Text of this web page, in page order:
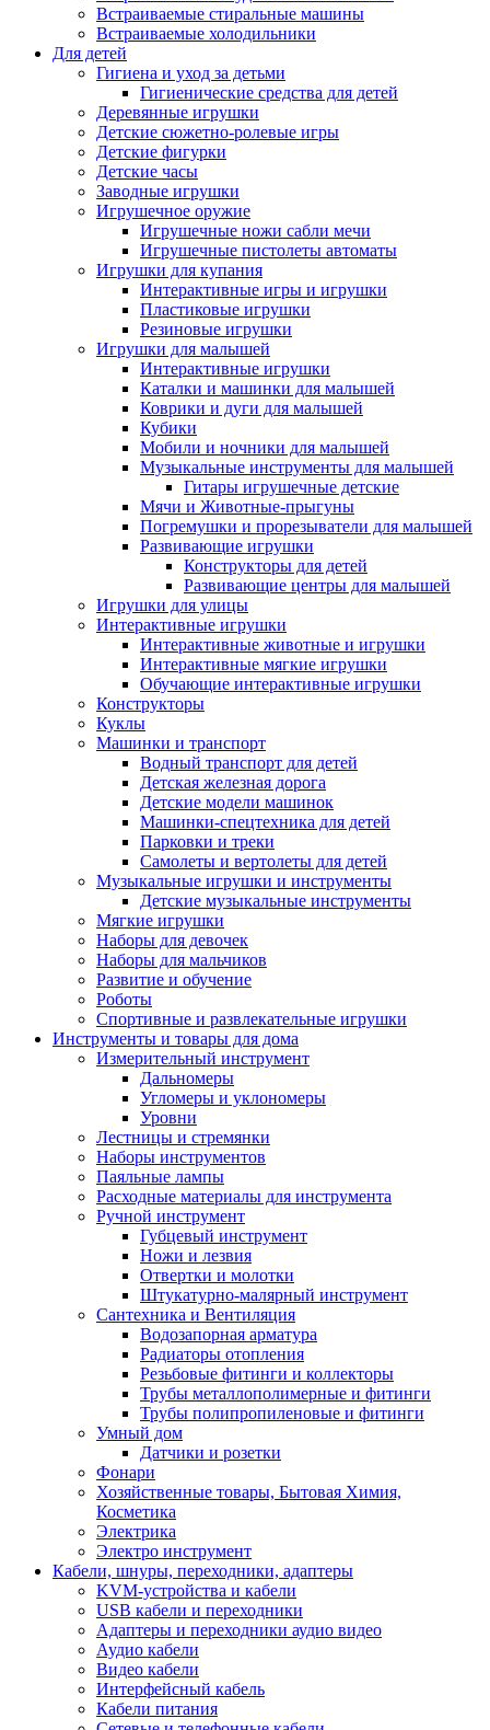
Встраиваемые стиральные машины
Встраиваемые холодильники
Для детей
Гигиена и уход за детьми
Гигиенические средства для детей
Деревянные игрушки
Детские сюжетно-ролевые игры
Детские фигурки
Детские часы
Заводные игрушки
Игрушечное оружие
Игрушечные ножи сабли мечи
Игрушечные пистолеты автоматы
Игрушки для купания
Интерактивные игры и игрушки
Пластиковые игрушки
Резиновые игрушки
Игрушки для малышей
Интерактивные игрушки
Каталки и машинки для малышей
Коврики и дуги для малышей
Кубики
Мобили и ночники для малышей
Музыкальные инструменты для малышей
Гитары игрушечные детские
Мячи и Животные-прыгуны
Погремушки и прорезыватели для малышей
Развивающие игрушки
Конструкторы для детей
Развивающие центры для малышей
Игрушки для улицы
Интерактивные игрушки
Интерактивные животные и игрушки
Интерактивные мягкие игрушки
Обучающие интерактивные игрушки
Конструкторы
Куклы
Машинки и транспорт
Водный транспорт для детей
Детская железная дорога
Детские модели машинок
Машинки-спецтехника для детей
Парковки и треки
Самолеты и вертолеты для детей
Музыкальные игрушки и инструменты
Детские музыкальные инструменты
Мягкие игрушки
Наборы для девочек
Наборы для мальчиков
Развитие и обучение
Роботы
Спортивные и развлекательные игрушки
Инструменты и товары для дома
Измерительный инструмент
Дальномеры
Угломеры и уклономеры
Уровни
Лестницы и стремянки
Наборы инструментов
Паяльные лампы
Расходные материалы для инструмента
Ручной инструмент
Губцевый инструмент
Ножи и лезвия
Отвертки и молотки
Штукатурно-малярный инструмент
Сантехника и Вентиляция
Водозапорная арматура
Радиаторы отопления
Резьбовые фитинги и коллекторы
Трубы металлополимерные и фитинги
Трубы полипропиленовые и фитинги
Умный дом
Датчики и розетки
Фонари
Хозяйственные товары, Бытовая Химия,
Косметика
Электрика
Электро инструмент
Кабели, шнуры, переходники, адаптеры
KVM-устройства и кабели
USB кабели и переходники
Адаптеры и переходники аудио видео
Аудио кабели
Видео кабели
Интерфейсный кабель
Кабели питания